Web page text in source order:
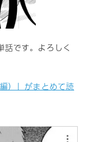
話です。よろしく
）」がまとめて読